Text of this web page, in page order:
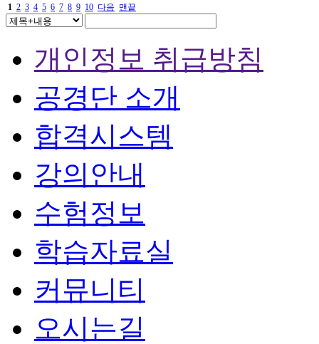
1 2 3 4 5 6 7 8 9 10 다음 맨끝
개인정보 취급방침
공경단 소개
합격시스템
강의안내
수험정보
학습자료실
커뮤니티
오시는길